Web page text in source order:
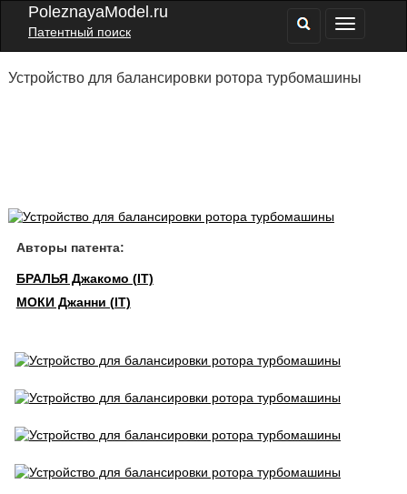
PoleznayaModel.ru
Патентный поиск
Устройство для балансировки ротора турбомашины
Авторы патента:
БРАЛЬЯ Джакомо (IT)
МОКИ Джанни (IT)